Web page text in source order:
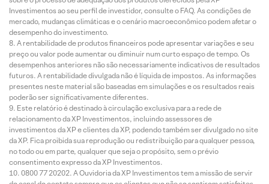
Investimentos ao seu perfil de investidor, consulte o FAQ. As condições de
mercado, mudanças climáticas e o cenário macroeconômico podem afetar o
desempenho do investimento.
A rentabilidade de produtos financeiros pode apresentar variações e seu
preço ou valor pode aumentar ou diminuir num curto espaço de tempo. Os
desempenhos anteriores não são necessariamente indicativos de resultados
futuros. A rentabilidade divulgada não é líquida de impostos. As informações
presentes neste material são baseadas em simulações e os resultados reais
poderão ser significativamente diferentes.
Este relatório é destinado à circulação exclusiva para a rede de
relacionamento da XP Investimentos, incluindo assessores de
investimentos da XP e clientes da XP, podendo também ser divulgado no site
da XP. Fica proibida sua reprodução ou redistribuição para qualquer pessoa,
no todo ou em parte, qualquer que seja o propósito, sem o prévio
consentimento expresso da XP Investimentos.
0800 77 20202. A Ouvidoria da XP Investimentos tem a missão de servir